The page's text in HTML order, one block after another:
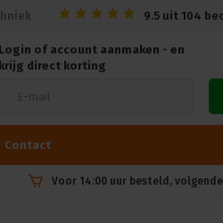
9.5 uit 104
Login of account aanmaken - en
krijg direct korting
Contact
Voor 14:00 uur besteld,